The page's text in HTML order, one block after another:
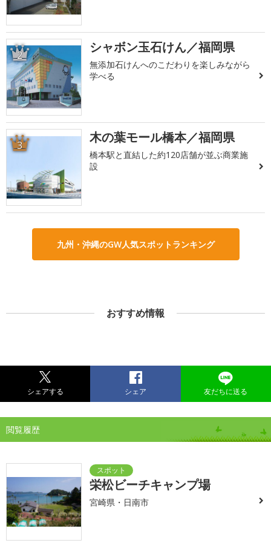
2 シャボン玉石けん／福岡県
無添加石けんへのこだわりを楽しみながら
学べる
3 木の葉モール橋本／福岡県
橋本駅と直結した約120店舗が並ぶ商業施
設
九州・沖縄のGW人気スポットランキング
おすすめ情報
シェアする シェア 友だちに送る
閲覧履歴
栄松ビーチキャンプ場
宮崎県・日南市